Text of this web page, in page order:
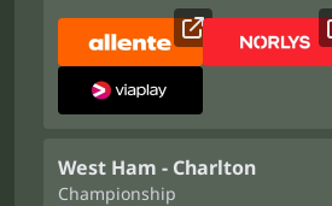
West Ham - Charlton
Championship